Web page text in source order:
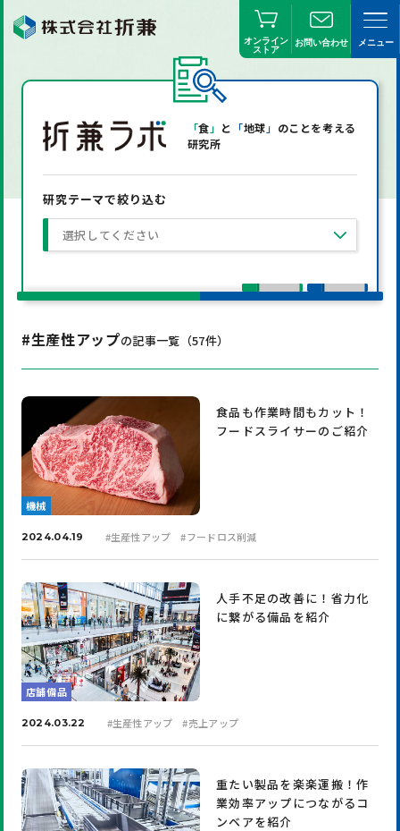
オンライン
ストア
お問い合わせ メニュー
「食 」 と 「地球 」 のことを考える
研究所
研究テーマで絞り込む
選択してください
#生産性アップの記事一覧（57件）
機械
食品も作業時間もカット！
フードスライサーのご紹介
2024.04.19 #生産性アップ #フードロス削減
店舗備品
人手不足の改善に！省力化
に繋がる備品を紹介
2024.03.22 #生産性アップ #売上アップ
重たい製品を楽楽運搬！作
業効率アップにつながるコ
ンベアを紹介